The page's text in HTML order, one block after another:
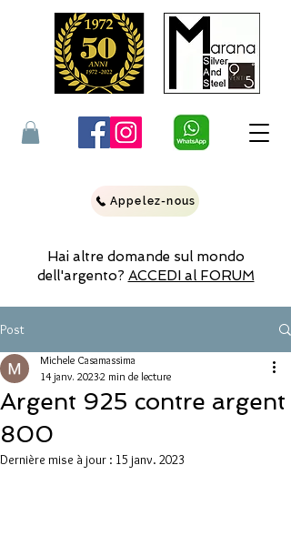
Appelez-nous
Hai altre domande sul mondo
dell'argento? ACCEDI al FORUM
Post
Argent 925 contre argent
800
Michele Casamassima
14 janv. 20232 min de lecture
Dernière mise à jour : 15 janv. 2023